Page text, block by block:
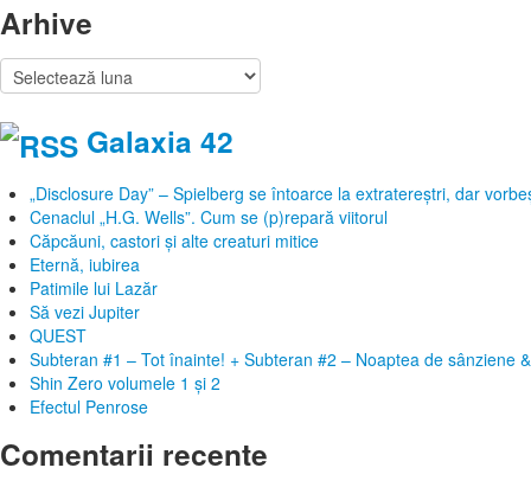
Arhive
Arhive
Galaxia 42
„Disclosure Day” – Spielberg se întoarce la extratereștri, dar
Cenaclul „H.G. Wells”. Cum se (p)repară viitorul
Căpcăuni, castori și alte creaturi mitice
Eternă, iubirea
Patimile lui Lazăr
Să vezi Jupiter
QUEST
Subteran #1 – Tot înainte! + Subteran #2 – Noaptea de sânziene
Shin Zero volumele 1 și 2
Efectul Penrose
Comentarii recente